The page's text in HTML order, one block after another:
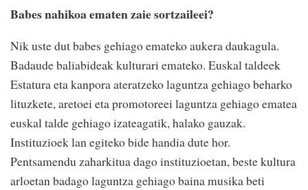
Babes nahikoa ematen zaie sortzaileei?
Nik uste dut babes gehiago emateko aukera daukagula.
Badaude baliabideak kulturari emateko. Euskal taldeek
Estatura eta kanpora ateratzeko laguntza gehiago beharko
lituzkete, aretoei eta promotoreei laguntza gehiago ematea
euskal talde gehiago izateagatik, halako gauzak.
Instituzioek lan egiteko bide handia dute hor.
Pentsamendu zaharkitua dago instituzioetan, beste kultura
arloetan badago laguntza gehiago baina musika beti